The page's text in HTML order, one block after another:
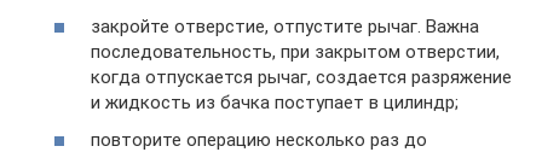
закройте отверстие, отпустите рычаг. Важна
последовательность, при закрытом отверстии,
когда отпускается рычаг, создается разряжение
и жидкость из бачка поступает в цилиндр;
повторите операцию несколько раз до